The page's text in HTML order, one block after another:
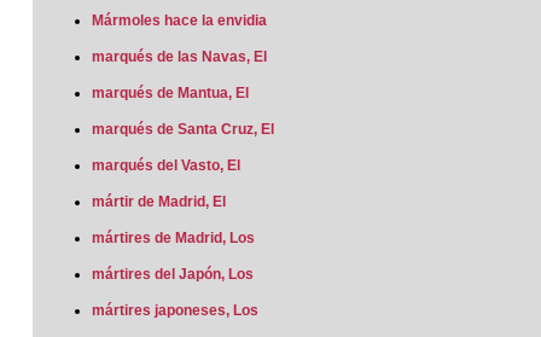
Mármoles hace la envidia
marqués de las Navas, El
marqués de Mantua, El
marqués de Santa Cruz, El
marqués del Vasto, El
mártir de Madrid, El
mártires de Madrid, Los
mártires del Japón, Los
mártires japoneses, Los